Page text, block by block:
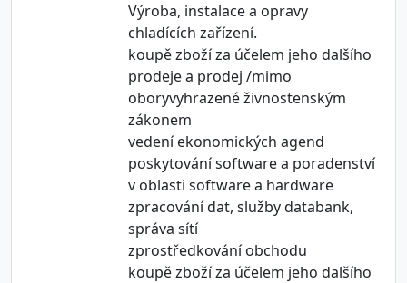
Výroba, instalace a opravy
chladících zařízení.
koupě zboží za účelem jeho dalšího
prodeje a prodej /mimo
oboryvyhrazené živnostenským
zákonem
vedení ekonomických agend
poskytování software a poradenství
v oblasti software a hardware
zpracování dat, služby databank,
správa sítí
zprostředkování obchodu
koupě zboží za účelem jeho dalšího